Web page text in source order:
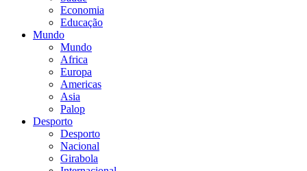
Economia
Educação
Mundo
Mundo
Africa
Europa
Americas
Asia
Palop
Desporto
Desporto
Nacional
Girabola